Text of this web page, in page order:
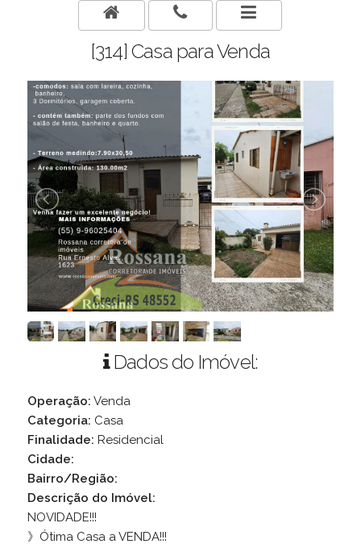
[314] Casa para Venda
Dados do Imóvel:
Operação: Venda
Categoria: Casa
Finalidade: Residencial
Cidade:
Bairro/Região:
Descrição do Imóvel:
NOVIDADE!!!
》Ótima Casa a VENDA!!!